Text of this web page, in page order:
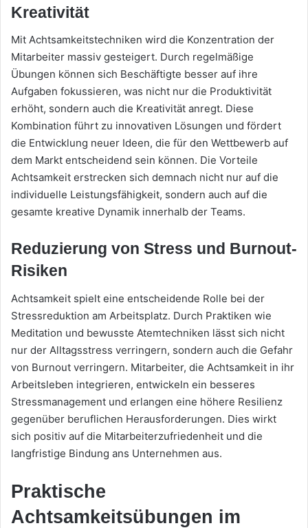
Kreativität
Mit Achtsamkeitstechniken wird die Konzentration der
Mitarbeiter massiv gesteigert. Durch regelmäßige
Übungen können sich Beschäftigte besser auf ihre
Aufgaben fokussieren, was nicht nur die Produktivität
erhöht, sondern auch die Kreativität anregt. Diese
Kombination führt zu innovativen Lösungen und fördert
die Entwicklung neuer Ideen, die für den Wettbewerb auf
dem Markt entscheidend sein können. Die Vorteile
Achtsamkeit erstrecken sich demnach nicht nur auf die
individuelle Leistungsfähigkeit, sondern auch auf die
gesamte kreative Dynamik innerhalb der Teams.
Reduzierung von Stress und Burnout-
Risiken
Achtsamkeit spielt eine entscheidende Rolle bei der
Stressreduktion am Arbeitsplatz. Durch Praktiken wie
Meditation und bewusste Atemtechniken lässt sich nicht
nur der Alltagsstress verringern, sondern auch die Gefahr
von Burnout verringern. Mitarbeiter, die Achtsamkeit in ihr
Arbeitsleben integrieren, entwickeln ein besseres
Stressmanagement und erlangen eine höhere Resilienz
gegenüber beruflichen Herausforderungen. Dies wirkt
sich positiv auf die Mitarbeiterzufriedenheit und die
langfristige Bindung ans Unternehmen aus.
Praktische
Achtsamkeitsübungen im